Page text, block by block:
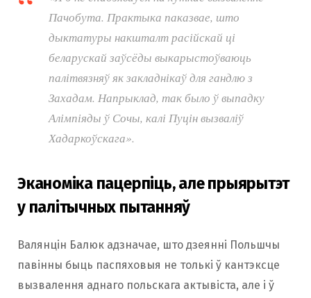
Пачобута. Практыка паказвае, што
дыктатуры накшталт расійскай ці
беларускай заўсёды выкарыстоўваюць
палітвязняў як закладнікаў для гандлю з
Захадам. Напрыклад, так было ў выпадку
Алімпіяды ў Сочы, калі Пуцін вызваліў
Хадаркоўскага».
Эканоміка пацерпіць, але прыярытэт
у палітычных пытанняў
Валянцін Балюк адзначае, што дзеянні Польшчы
павінны быць паспяховыя не толькі ў кантэксце
вызвалення аднаго польскага актывіста, але і ў